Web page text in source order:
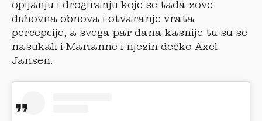
opijanju i drogiranju koje se tada zove
duhovna obnova i otvaranje vrata
percepcije, a svega par dana kasnije tu su se
nasukali i Marianne i njezin dečko Axel
Jansen.